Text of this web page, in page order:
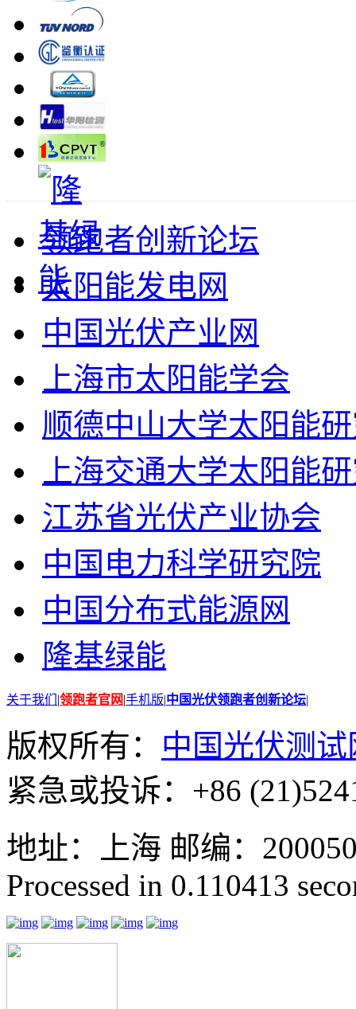
领跑者创新论坛
太阳能发电网
中国光伏产业网
上海市太阳能学会
顺德中山大学太阳能
上海交通大学太阳能
江苏省光伏产业协会
中国电力科学研究院
中国分布式能源网
隆基绿能
关于我们 |领跑者官网|手机版|中国光伏领跑者创新论坛|
版权所有： 中国光伏测试
紧急或投诉：+86
地址：上海 邮编：
Processed in 0.110413